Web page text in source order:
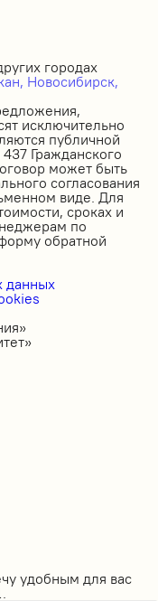
городах
Новосибирск,
исключительно
публичной
Гражданского
может быть
согласования
виде. Для
сроках и
по
обратной
данных
удобным для вас